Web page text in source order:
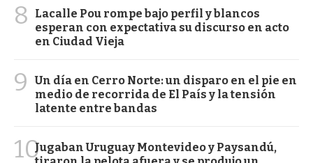
8
Lacalle Pou rompe bajo perfil y blancos
esperan con expectativa su discurso en acto
en Ciudad Vieja
9
Un día en Cerro Norte: un disparo en el pie en
medio de recorrida de El País y la tensión
latente entre bandas
10Jugaban Uruguay Montevideo y Paysandú,